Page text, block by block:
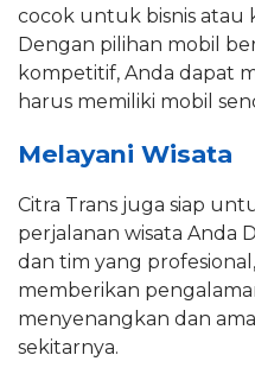
cocok untuk bisnis atau
Dengan pilihan mobil
kompetitif, Anda dapat
harus memiliki mobil
Melayani Wisata
Citra Trans juga siap
perjalanan wisata Anda
dan tim yang
memberikan
menyenangkan dan
sekitarnya.